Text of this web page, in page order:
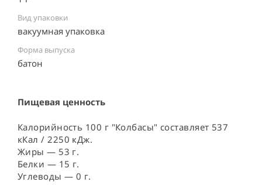
Вид упаковки
вакуумная упаковка ⠀
Форма выпуска
батон
Пищевая ценность
Калорийность 100 г "Колбасы" составляет 537
кКал / 2250 кДж.
Жиры — 53 г.
Белки — 15 г.
Углеводы — 0 г.